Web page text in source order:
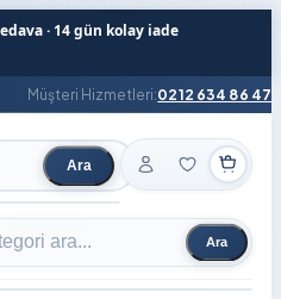
· 14 gün kolay iade
Müşteri Hizmetleri:0212 634 86 47
ara Ara
Ara